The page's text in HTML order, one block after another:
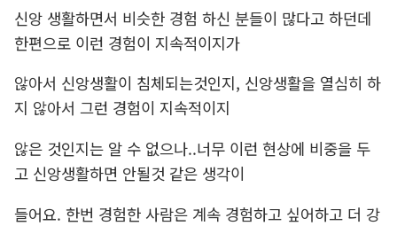
신앙 생활하면서 비슷한 경험 하신 분들이 많다고 하던데
한편으로 이런 경험이 지속적이지가
않아서 신앙생활이 침체되는것인지, 신앙생활을 열심히 하
지 않아서 그런 경험이 지속적이지
않은 것인지는 알 수 없으나..너무 이런 현상에 비중을 두
고 신앙생활하면 안될것 같은 생각이
들어요. 한번 경험한 사람은 계속 경험하고 싶어하고 더 강